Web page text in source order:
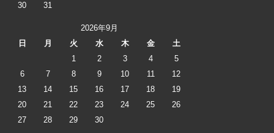
30
31
2026年9月
日
月 火 水 木 金
土
1
2 3 4
5
6
7 8 9 10 11
12
13
14 15 16 17 18
19
20
21 22 23 24 25
26
27
28 29 30